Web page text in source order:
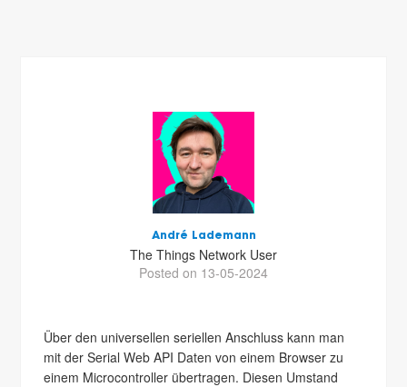
André Lademann
The Things Network User
Posted on 13-05-2024
Über den universellen seriellen Anschluss kann man
mit der Serial Web API Daten von einem Browser zu
einem Microcontroller übertragen. Diesen Umstand